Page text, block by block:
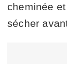
cheminée
sécher